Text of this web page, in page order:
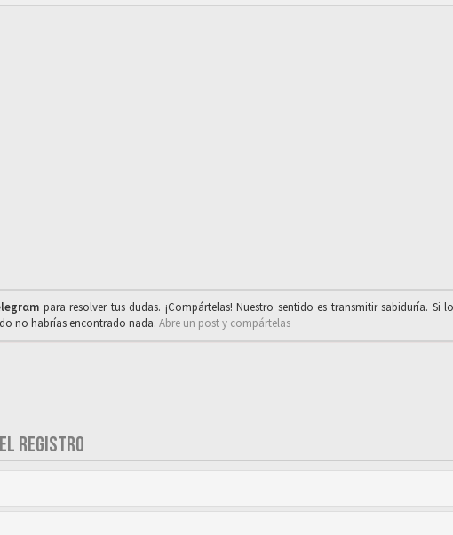
para resolver tus dudas. ¡Compártelas! Nuestro sentido es transmitir sabiduría.
no habrías encontrado nada. Abre un post y compártelas
REGISTRO